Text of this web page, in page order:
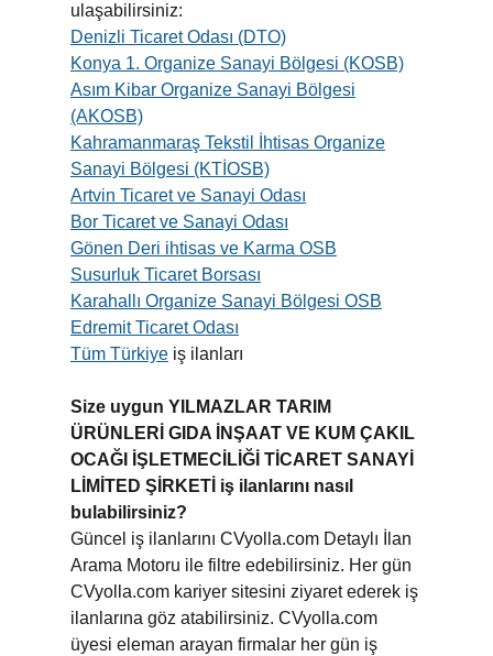
ulaşabilirsiniz:
Denizli Ticaret Odası (DTO)
Konya 1. Organize Sanayi Bölgesi (KOSB)
Asım Kibar Organize Sanayi Bölgesi
(AKOSB)
Kahramanmaraş Tekstil İhtisas Organize
Sanayi Bölgesi (KTİOSB)
Artvin Ticaret ve Sanayi Odası
Bor Ticaret ve Sanayi Odası
Gönen Deri ihtisas ve Karma OSB
Susurluk Ticaret Borsası
Karahallı Organize Sanayi Bölgesi OSB
Edremit Ticaret Odası
Tüm Türkiye iş ilanları
Size uygun YILMAZLAR TARIM
ÜRÜNLERİ GIDA İNŞAAT VE KUM ÇAKIL
OCAĞI İŞLETMECİLİĞİ TİCARET SANAYİ
LİMİTED ŞİRKETİ iş ilanlarını nasıl
bulabilirsiniz?
Güncel iş ilanlarını CVyolla.com Detaylı İlan
Arama Motoru ile filtre edebilirsiniz. Her gün
CVyolla.com kariyer sitesini ziyaret ederek iş
ilanlarına göz atabilirsiniz. CVyolla.com
üyesi eleman arayan firmalar her gün iş